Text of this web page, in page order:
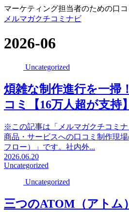
マーケティング担当者のための口
メルマガクチコミナビ
2026-06
Uncategorized
煩雑な制作進行を一掃
コミ【16万人超が支持】
※この記事は「メルマガクチコミ
商品・サービスへの口コミ制作現
フロー）」です。社内外...
2026.06.20
Uncategorized
Uncategorized
三つのATOM（アトム